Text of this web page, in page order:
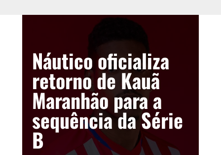
Náutico oficializa
retorno de Kauã
Maranhão para a
sequência da Série
B